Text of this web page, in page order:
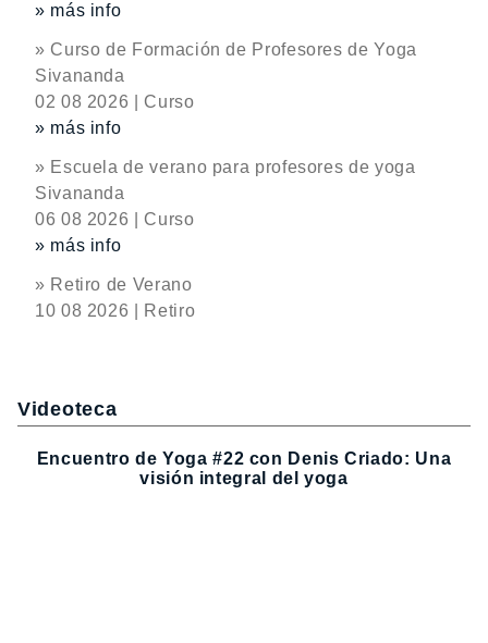
» más info
» Curso de Formación de Profesores de Yoga
Sivananda
02 08 2026 | Curso
» más info
» Escuela de verano para profesores de yoga
Sivananda
06 08 2026 | Curso
» más info
» Retiro de Verano
10 08 2026 | Retiro
Videoteca
Encuentro de Yoga #22 con Denis Criado: Una
visión integral del yoga